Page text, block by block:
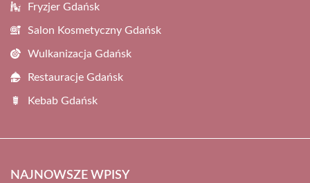
Fryzjer Gdańsk
Salon Kosmetyczny Gdańsk
Wulkanizacja Gdańsk
Restauracje Gdańsk
Kebab Gdańsk
NAJNOWSZE WPISY